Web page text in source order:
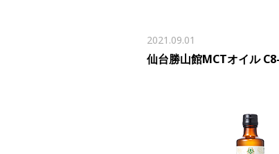
2021.09.01
仙台勝山館MCTオイル